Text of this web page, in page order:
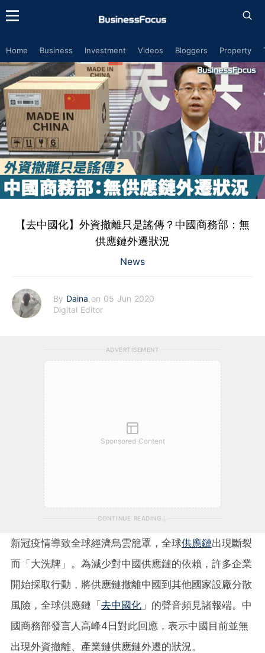
Home Business Investment Videos Bloggers Property
【去中國化】外資撤離只是謠傳？中國商務部：無
供應鏈外遷狀況
News
By Daina on 05 Jun 2020
Digital Editor
ADVERTISEMENT
Sponsored Content
CONTINUE READING
新冠疫情導致全球經濟烏雲籠罩，全球供應鏈出現斷裂
而「大洗牌」。為減少對中國供應鏈的依賴，許多企業
開始採取行動，將供應鏈撤離中國到其他國家設廠分散
風險，全球供應鏈「去中國化 」的聲音頻見諸報端。中
國商務部發言人高峰4日對此回應，表示中國目前並無
出現外資撤離、產業鏈供應鏈外遷的狀況。